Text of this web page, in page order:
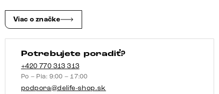
Estelo
kov
čierna
Viac o značke
Potrebujete poradiť?
+420 770 313 313
Po – Pia: 9:00 – 17:00
podpora@delife-shop.sk